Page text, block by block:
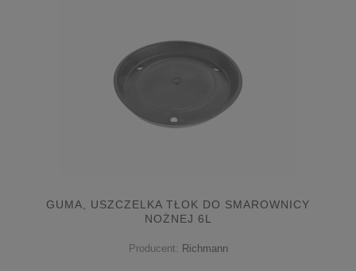
GUMA, USZCZELKA TŁOK DO SMAROWNICY
NOŻNEJ 6L
Producent: Richmann